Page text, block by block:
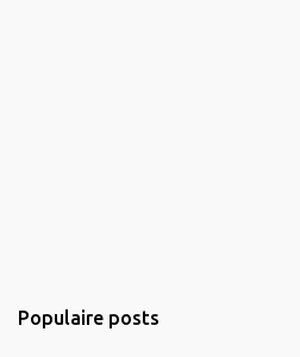
Populaire posts